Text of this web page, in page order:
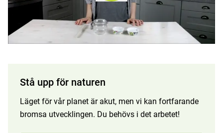
Stå upp för naturen
Läget för vår planet är akut, men vi kan fortfarande
bromsa utvecklingen. Du behövs i det arbetet!